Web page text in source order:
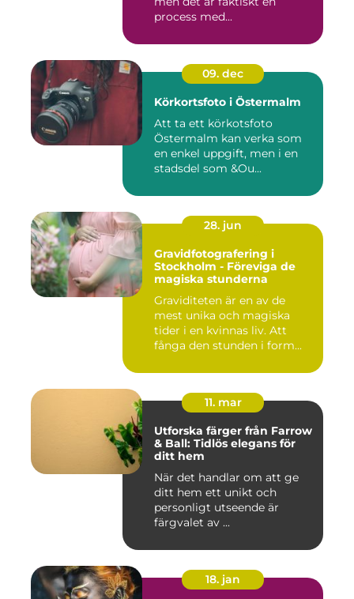
process med...
09. dec
Körkortsfoto i Östermalm
Att ta ett körkotsfoto
Östermalm kan verka som
en enkel uppgift, men i en
stadsdel som &Ou...
28. jun
Gravidfotografering i
Stockholm - Föreviga de
magiska stunderna
Graviditeten är en av de
mest unika och magiska
tider i en kvinnas liv. Att
fånga den stunden i form...
11. mar
Utforska färger från Farrow
& Ball: Tidlös elegans för
ditt hem
När det handlar om att ge
ditt hem ett unikt och
personligt utseende är
färgvalet av ...
18. jan